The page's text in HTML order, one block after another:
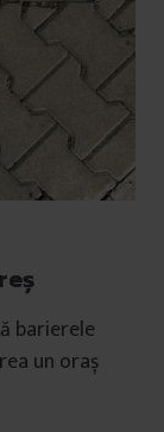
barierele
un oraș